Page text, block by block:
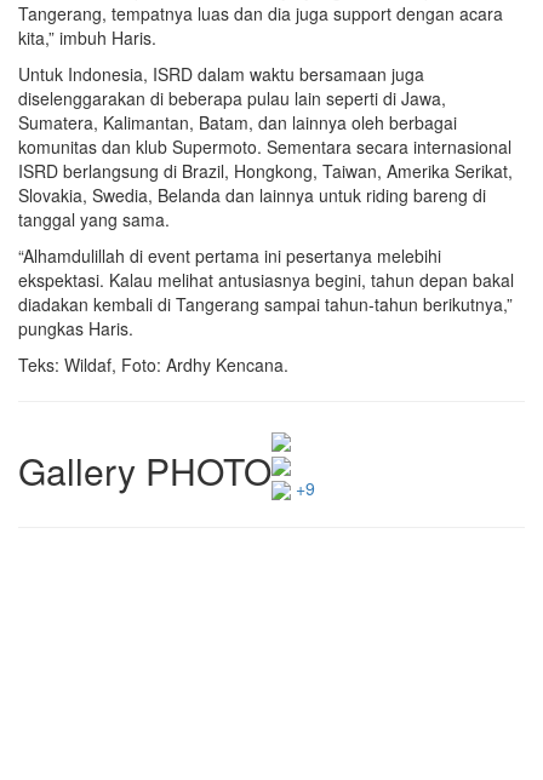
Tangerang, tempatnya luas dan dia juga support dengan acara
kita,” imbuh Haris.
Untuk Indonesia, ISRD dalam waktu bersamaan juga
diselenggarakan di beberapa pulau lain seperti di Jawa,
Sumatera, Kalimantan, Batam, dan lainnya oleh berbagai
komunitas dan klub Supermoto. Sementara secara internasional
ISRD berlangsung di Brazil, Hongkong, Taiwan, Amerika Serikat,
Slovakia, Swedia, Belanda dan lainnya untuk riding bareng di
tanggal yang sama.
“Alhamdulillah di event pertama ini pesertanya melebihi
ekspektasi. Kalau melihat antusiasnya begini, tahun depan bakal
diadakan kembali di Tangerang sampai tahun-tahun berikutnya,”
pungkas Haris.
Teks: Wildaf, Foto: Ardhy Kencana.
Gallery PHOTO +9